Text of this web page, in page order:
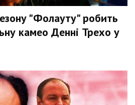
"Фолауту" робить
камео Денні Трехо у